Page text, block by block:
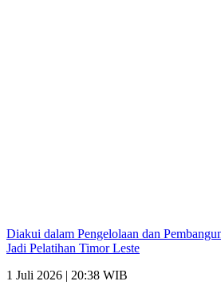
Diakui dalam Pengelolaan dan
Jadi Pelatihan Timor Leste
1 Juli 2026 | 20:38 WIB